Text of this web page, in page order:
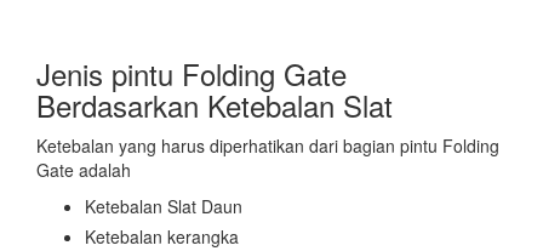
Jenis pintu Folding Gate
Berdasarkan Ketebalan Slat
Ketebalan yang harus diperhatikan dari bagian pintu Folding
Gate adalah
Ketebalan Slat Daun
Ketebalan kerangka